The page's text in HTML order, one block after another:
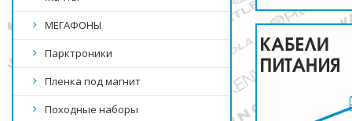
МЕГАФОНЫ
Парктроники
Пленка под магнит
Походные наборы